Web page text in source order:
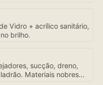
Vidro + acrílico sanitário,
brilho.
sucção, dreno,
Materiais nobres